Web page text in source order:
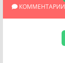
КОММЕНТАРИИ